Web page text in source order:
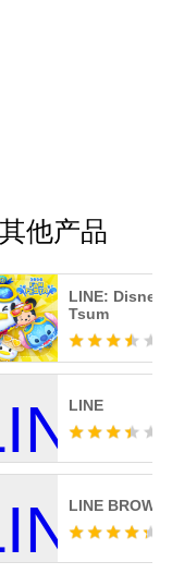
他产品
LINE: Disney
Tsum
LINE
LINE BROWN